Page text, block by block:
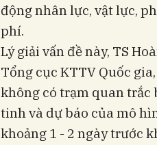
động nhân lực, vật lực,
phí.
Lý giải vấn đề này, TS
Tổng cục KTTV Quốc
không có trạm quan trắc
tinh và dự báo của mô
khoảng 1 - 2 ngày trước